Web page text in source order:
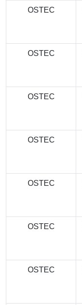
OSTEC
OSTEC
OSTEC
OSTEC
OSTEC
OSTEC
OSTEC